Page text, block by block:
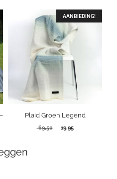
was:
69,50.
is:
39,95.
AANBIEDING!
Plaid Groen Legend
69,50
Oorspronkelijke
19,95Huidige